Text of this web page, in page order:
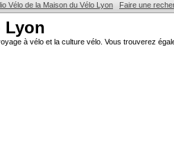
Vélo de la Maison du Vélo Lyon Faire une
Lyon
à vélo et la culture vélo. Vous trouverez